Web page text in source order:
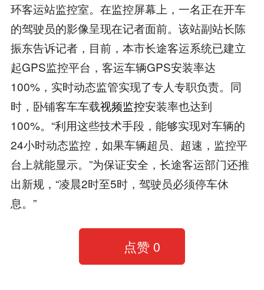
环客运站监控室。在监控屏幕上，一名正在开车
的驾驶员的影像呈现在记者面前。该站副站长陈
振东告诉记者，目前，本市长途客运系统已建立
起GPS监控平台，客运车辆GPS安装率达
100%，实时动态监管实现了专人专职负责。同
时，卧铺客车车载视频监控安装率也达到
100%。“利用这些技术手段，能够实现对车辆的
24小时动态监控，如果车辆超员、超速，监控平
台上就能显示。”为保证安全，长途客运部门还推
出新规，“凌晨2时至5时，驾驶员必须停车休
息。”
点赞 0